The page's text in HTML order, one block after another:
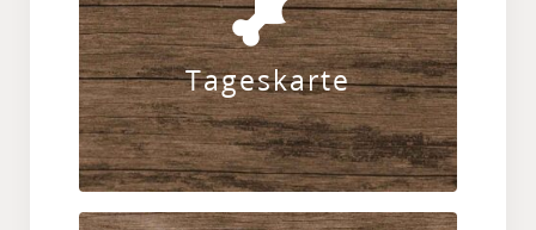
Tageskarte
Tagesgerichte.
ZUR KARTE